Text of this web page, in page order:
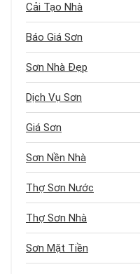
Cải Tạo Nhà
Báo Giá Sơn
Sơn Nhà Đẹp
Dịch Vụ Sơn
Giá Sơn
Sơn Nền Nhà
Thợ Sơn Nước
Thợ Sơn Nhà
Sơn Mặt Tiền